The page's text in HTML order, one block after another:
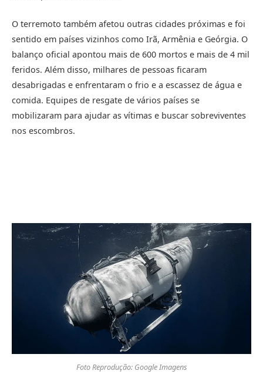
O terremoto também afetou outras cidades próximas e foi
sentido em países vizinhos como Irã, Armênia e Geórgia. O
balanço oficial apontou mais de 600 mortos e mais de 4 mil
feridos. Além disso, milhares de pessoas ficaram
desabrigadas e enfrentaram o frio e a escassez de água e
comida. Equipes de resgate de vários países se
mobilizaram para ajudar as vítimas e buscar sobreviventes
nos escombros.
Foto Reprodução: Google Imagens